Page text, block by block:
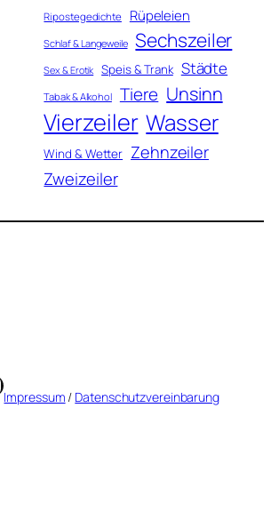
Ripostegedichte Rüpeleien
Schlaf & Langeweile Sechszeiler
Sex & Erotik Speis & Trank Städte
Tabak & Alkohol Tiere Unsinn
Vierzeiler Wasser
Wind & Wetter Zehnzeiler
Zweizeiler
Impressum / Datenschutzvereinbarung